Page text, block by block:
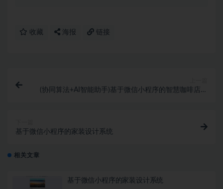
收藏 海报 链接
(协同算法+AI智能助手)基于微信小程序的智慧咖啡店管
基于微信小程序的家装设计系统
相关文章
基于微信小程序的家装设计系统